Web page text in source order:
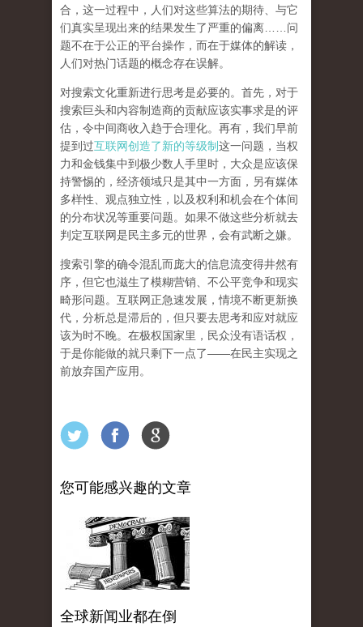
合，这一过程中，人们对这些算法的期待、与它
们真实呈现出来的结果发生了严重的偏离
问
题不在于公正的平台操作，而在于媒体的解读，
人们对热门话题的概念存在误解。
对搜索文化重新进行思考是必要的。首先，对于
搜索巨头和内容制造商的贡献应该实事求是的评
估，令中间商收入趋于合理化。再有，我们早前
提到过互联网创造了新的等级制这一问题，当权
力和金钱集中到极少数人手里时，大众是应该保
持警惕的，经济领域只是其中一方面，另有媒体
多样性、观点独立性，以及权利和机会在个体间
的分布状况等重要问题。 如果不做这些分析就去
判定互联网是民主多元的世界，会有武断之嫌。
搜索引擎的确令混乱而庞大的信息流变得井然有
序，但它也滋生了模糊营销、不公平竞争和现实
畸形问题。互联网正急速发展，情境不断更新换
代，分析总是滞后的，但只要去思考和应对就应
该为时不晚。在极权国家里，民众没有语话权，
于是你能做的就只剩下一点了——在民主实现之
前放弃国产应用 。
您可能感兴趣的文章
全球新闻业都在倒